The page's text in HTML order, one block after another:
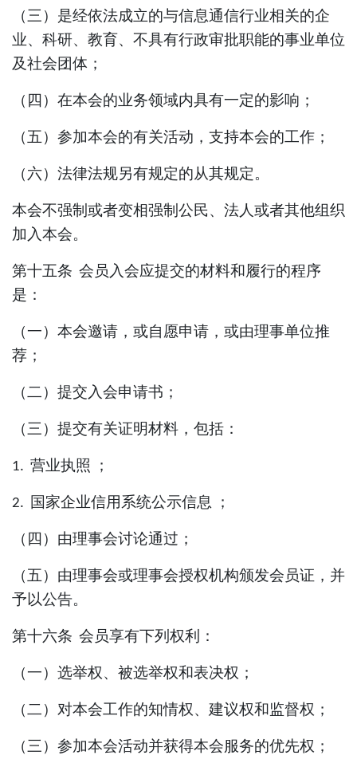
（三）是经依法成立的与信息通信行业相关的企
业、科研、教育、 不具有行政审批职能的事业单位
及社会团体；
（四）在本会的业务领域内具有一定的影响；
（五）参加本会的有关活动，支持本会的工作；
（六）法律法规另有规定的从其规定。
本会不强制或者变相强制公民、法人或者其他组织
加入本会。
第十五条 会员入会应提交的材料和履行的程序
是：
（一）本会邀请，或自愿申请，或由理事单位推
荐；
（二）提交入会申请书；
（三）提交有关证明材料，包括：
1. 营业执照 ；
2. 国家企业信用系统公示信息 ；
（四）由理事会讨论通过；
（五）由理事会或理事会授权机构颁发会员证，并
予以公告。
第十六条 会员享有下列权利：
（一）选举权、被选举权和表决权；
（二）对本会工作的知情权、建议权和监督权；
（三）参加本会活动并获得本会服务的优先权；